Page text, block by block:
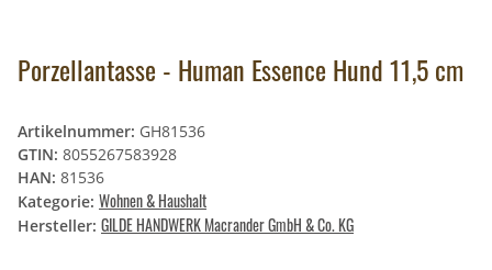
Porzellantasse - Human Essence Hund 11,5 cm
Artikelnummer: GH81536
GTIN: 8055267583928
HAN: 81536
Kategorie: Wohnen & Haushalt
Hersteller: GILDE HANDWERK Macrander GmbH & Co. KG